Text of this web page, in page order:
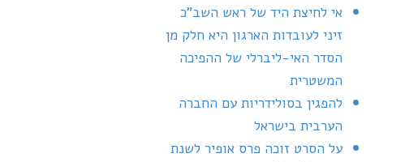
אי לחיצת היד של ראש השב"כ
זיני לעובדות הארגון היא חלק מן
הסדר האי-ליברלי של ההפיכה
המשטרית
להפגין בסולידריות עם החברה
הערבית בישראל
על הסרט זוכה פרס אופיר לשנת